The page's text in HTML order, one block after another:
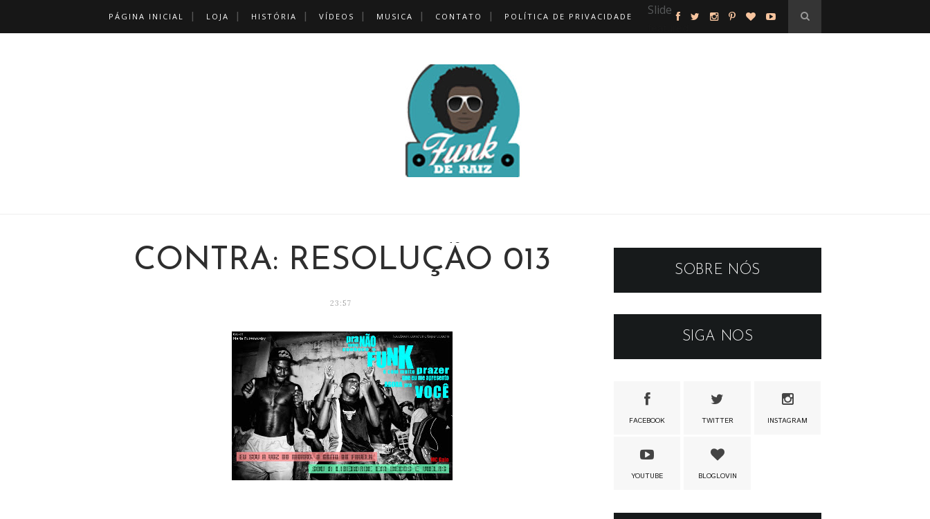
PÁGINA INICIAL LOJA HISTÓRIA VÍDEOS MUSICA CONTATO POLÍTICA DE PRIVACIDADE Slide
CONTRA: RESOLUÇÃO 013
23:57
SOBRE NÓS
SIGA NOS
FACEBOOK TWITTER INSTAGRAM
YOUTUBE BLOGLOVIN